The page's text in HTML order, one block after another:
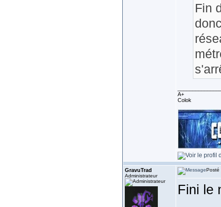
Fin
A+
Colok
GravuTrad
Administrateur
Posté
Fini le